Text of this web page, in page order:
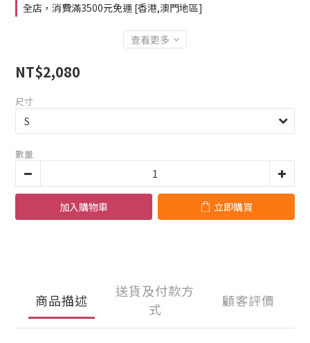
全店，消費滿3500元免運 [香港,澳門地區]
查看更多
NT$2,080
尺寸
數量
加入購物車 立即購買
商品描述
送貨及付款方
式
顧客評價